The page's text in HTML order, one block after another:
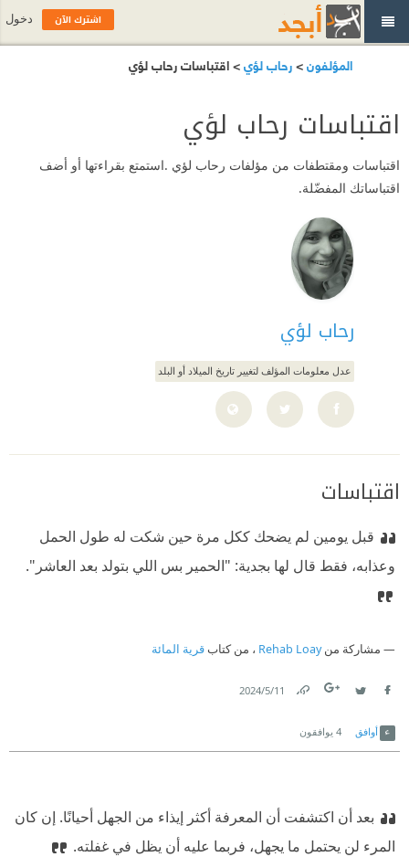
المؤلفون>رحاب لؤي> اقتباسات رحاب لؤي
اقتباسات رحاب لؤي
اقتباسات ومقتطفات من مؤلفات رحاب لؤي .استمتع بقراءتها أو أضف
اقتباساتك المفضّلة.
رحاب لؤي
عدل معلومات المؤلف لتغيير تاريخ الميلاد أو البلد
اقتباسات
قبل يومين لم يضحك ككل مرة حين شكت له طول الحمل
وعذابه، فقط قال لها بجدية: "الحمير بس اللي بتولد بعد العاشر".
مشاركة منRehab Loay ، من كتابقرية المائة
11‏/5‏/2024
أوافق 4 يوافقون
بعد أن اكتشفت أن المعرفة أكثر إيذاء من الجهل أحيانًا. إن كان
المرء لن يحتمل ما يجهل، فربما عليه أن يظل في غفلته.
اشترك الآن دخول